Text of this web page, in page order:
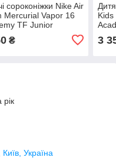
сороконіжки Nike Air
Mercurial Vapor 16
TF Junior
(EU) — 38.5
₴ 3
рік
Україна